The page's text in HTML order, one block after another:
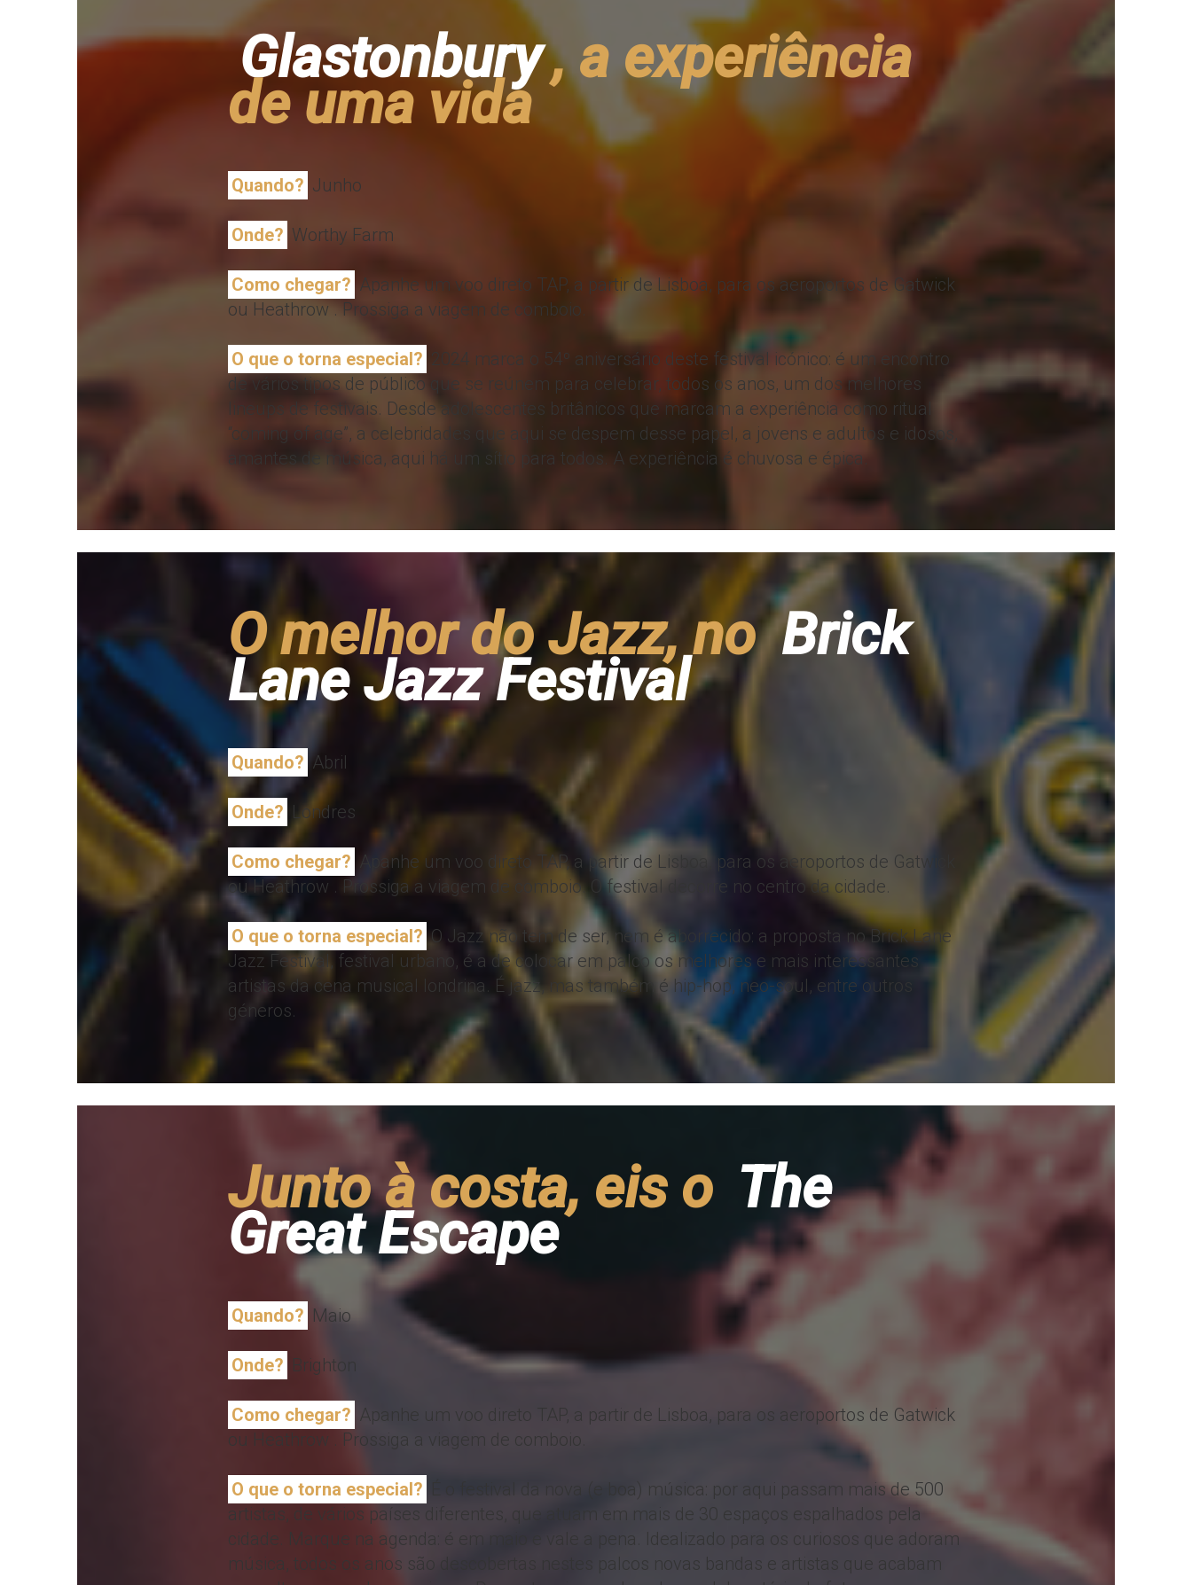
Glastonbury, a experiência
de uma vida
Quando? Junho
Onde? Worthy Farm
Como chegar? Apanhe um voo direto TAP, a partir de Lisboa, para os aeroportos de Gatwick
ou Heathrow . Prossiga a viagem de comboio.
O que o torna especial?
2024 marca o 54º aniversário deste festival icónico: é um encontro
de vários tipos de público que se reúnem para celebrar, todos os anos, um dos melhores
lineups de festivais. Desde adolescentes britânicos que marcam a experiência como ritual
“coming of age”, a celebridades que aqui se despem desse papel, a jovens e adultos e idosos,
amantes de música, aqui há um sítio para todos. A experiência é chuvosa e épica.
O melhor do Jazz, noBrick
Lane Jazz Festival
Quando? Abril
Onde? Londres
Como chegar? Apanhe um voo direto TAP, a partir de Lisboa, para os aeroportos de Gatwick
ou Heathrow . Prossiga a viagem de comboio. O festival decorre no centro da cidade.
O que o torna especial? O Jazz não tem de ser, nem é aborrecido: a proposta no Brick Lane
Jazz Festival, festival urbano, é a de colocar em palco os melhores e mais interessantes
artistas da cena musical londrina. É jazz, mas também é hip-hop, neo-soul, entre outros
géneros.
Junto à costa, eis o The
Great Escape
Quando? Maio
Onde? Brighton
Como chegar? Apanhe um voo direto TAP, a partir de Lisboa, para os aeroportos de Gatwick
ou Heathrow . Prossiga a viagem de comboio.
O que o torna especial?
É o festival da nova (e boa) música: por aqui passam mais de 500
artistas, de vários países diferentes, que atuam em mais de 30 espaços espalhados pela
cidade. Marque na agenda: é em maio e vale a pena. Idealizado para os curiosos que adoram
música, todos os anos são descobertas nestes palcos novas bandas e artistas que acabam